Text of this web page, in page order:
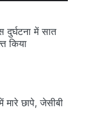
में सात
किया
मारे छापे, जेसीबी